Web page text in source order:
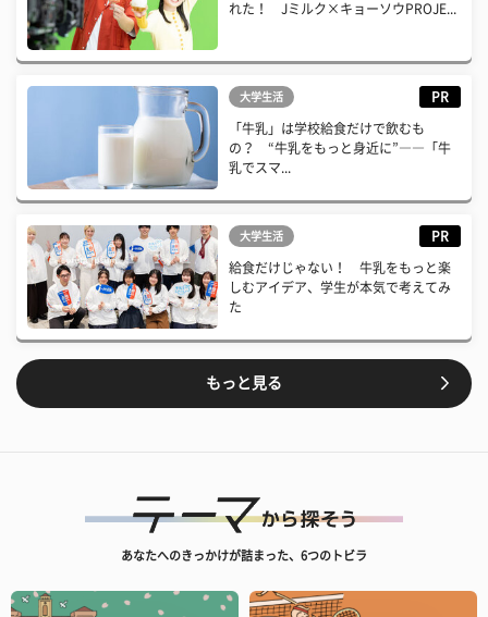
れた！ Jミルク×キョーソウPROJE...
大学生活 PR
「牛乳」は学校給食だけで飲むも
の？ “牛乳をもっと身近に”――「牛
乳でスマ...
大学生活 PR
給食だけじゃない！ 牛乳をもっと楽
しむアイデア、学生が本気で考えてみ
た
もっと見る
あなたへのきっかけが詰まった、6つのトビラ